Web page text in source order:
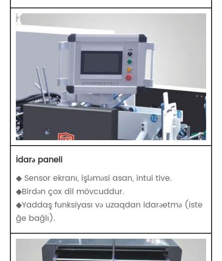
İdarə paneli
◆ Sensor ekranı, işləməsi asan, intui tive.
◆Birdən çox dil mövcuddur.
◆Yaddaş funksiyası və uzaqdan idarəetmə (iste
ğe bağlı).